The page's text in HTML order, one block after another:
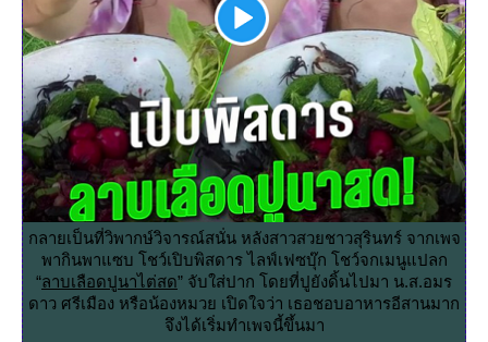
กลายเป็นที่วิพากษ์วิจารณ์สนั่น หลังสาวสวยชาวสุรินทร์ จากเพจ
พากินพาแซบ โชว์เปิบพิสดาร ไลฟ์เฟซบุ๊ก โชว์จกเมนูแปลก
“ลาบเลือดปูนาไต่สด” จับใส่ปาก โดยที่ปูยังดิ้นไปมา น.ส.อมร
ดาว ศรีเมือง หรือน้องหมวย เปิดใจว่า เธอชอบอาหารอีสานมาก
จึงได้เริ่มทำเพจนี้ขึ้นมา